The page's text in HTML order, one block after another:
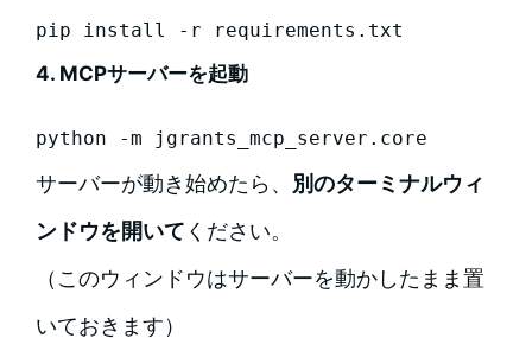
pip install -r requirements.txt
4. MCPサーバーを起動
python -m jgrants_mcp_server.core
サーバーが動き始めたら、
別のターミナルウィ
ンドウを開いて ください。
（このウィンドウはサーバーを動かしたまま置
いておきます）